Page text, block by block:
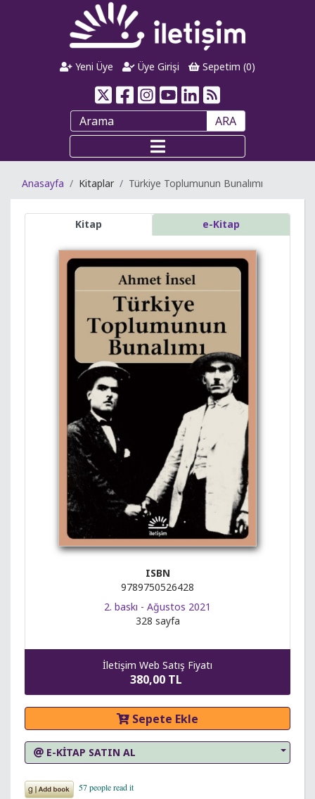
Yeni Üye Üye Girişi Sepetim (0)
ARA
Anasayfa Kitaplar Türkiye Toplumunun Bunalımı
Kitap e-Kitap
ISBN
9789750526428
2. baskı - Ağustos 2021
328 sayfa
İletişim Web Satış Fiyatı
380,00 TL
Sepete Ekle
E-KİTAP SATIN AL